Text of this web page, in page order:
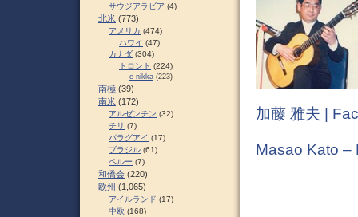
加藤 雅夫 |
Masao Kato –
サウジアラビア (4)
北米 (773)
アメリカ (474)
ハワイ (47)
カナダ (304)
トロント (224)
e-nikka (223)
南極 (39)
南米 (172)
アルゼンチン (32)
チリ (7)
パラグアイ (17)
ブラジル (61)
ペルー (7)
和僑会 (220)
欧州 (1,065)
アイルランド (17)
中欧 (168)